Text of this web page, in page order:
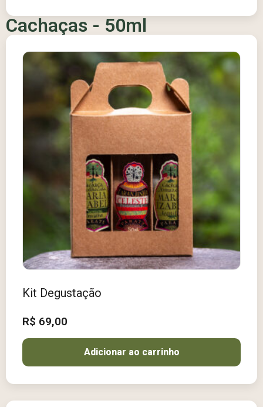
Cachaças - 50ml
Kit Degustação
R$ 69,00
Adicionar ao carrinho